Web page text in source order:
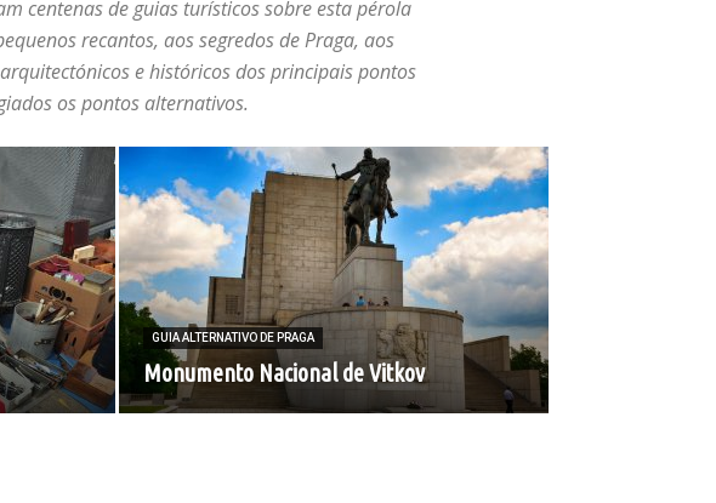
centenas de guias turísticos sobre esta pérola
recantos, aos segredos de Praga, aos
e históricos dos principais pontos
os pontos alternativos.
GUIA ALTERNATIVO DE PRAGA
Monumento Nacional de Vitkov